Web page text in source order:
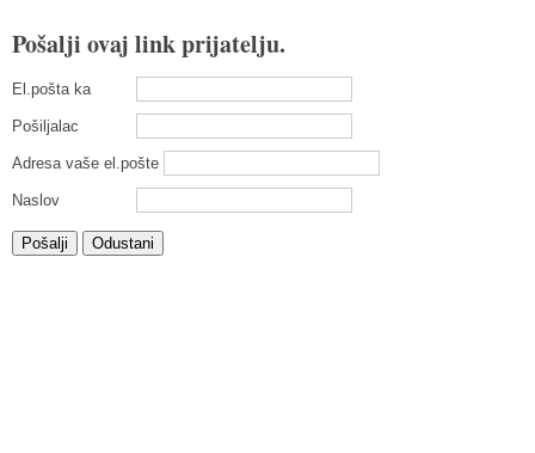
Pošalji ovaj link prijatelju.
El.pošta ka
Pošiljalac
Adresa vaše el.pošte
Naslov
Pošalji Odustani